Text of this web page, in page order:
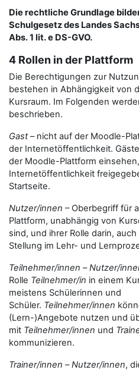
Die rechtliche Grundlage
Schulgesetz des Landes
Abs. 1 lit. e DS-GVO.
4 Rollen in der Plattform
Die Berechtigungen zur
bestehen in Abhängigkeit von
Kursraum. Im Folgenden
beschrieben.
Gast– nicht auf der Moodle-
der Internetöffentlichkeit.
der Moodle-Plattform
Internetöffentlichkeit
Startseite.
Nutzer/innen – Oberbegriff für
Plattform, unabhängig von
sind, und ihrer Rolle darin,
Stellung im Lehr- und
Teilnehmer/innen –Nutzer/
Rolle Teilnehmer/in in einem
meistens Schülerinnen und
Schüler. Teilnehmer/innen
(Lern-)Angebote nutzen und
mit Teilnehmer/innen und
kommunizieren.
Trainer/innen –Nutzer/innen,